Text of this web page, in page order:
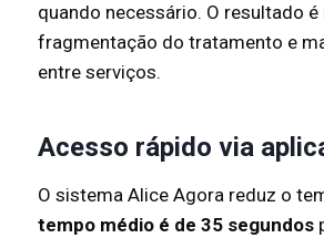
quando necessário. O resultado é
fragmentação do tratamento e
entre serviços.
Acesso rápido via
O sistema Alice Agora reduz o
tempo médio é de 35 segundos